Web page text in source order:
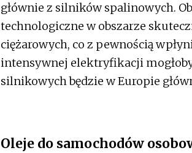
głównie z silników spalinowych.
technologiczne w obszarze
ciężarowych, co z pewnością
intensywnej elektryfikacji
silnikowych będzie w Europie
Oleje do samochodów